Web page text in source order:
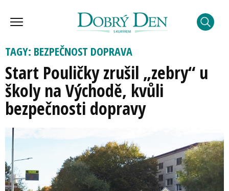
TAGY: BEZPEČNOST DOPRAVA
Start Pouličky zrušil „zebry“ u
školy na Východě, kvůli
bezpečnosti dopravy